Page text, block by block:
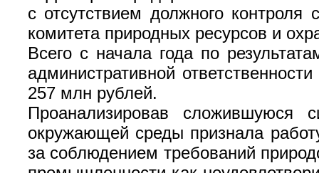
с отсутствием должного контроля
комитета природных ресурсов и
Всего с начала года по
административной
257 млн рублей.
Проанализировав сложившуюся
окружающей среды признала
за соблюдением требований